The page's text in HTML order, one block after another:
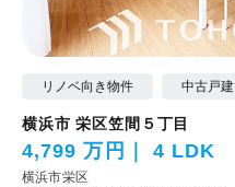
リノベ向き物件 中古戸
横浜市 栄区笠間５丁目
4,799 万円 4 LDK
横浜市栄区